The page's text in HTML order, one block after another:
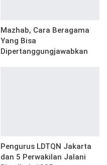
Mazhab, Cara Beragama
Yang Bisa
Dipertanggungjawabkan
Pengurus LDTQN Jakarta
dan 5 Perwakilan Jalani